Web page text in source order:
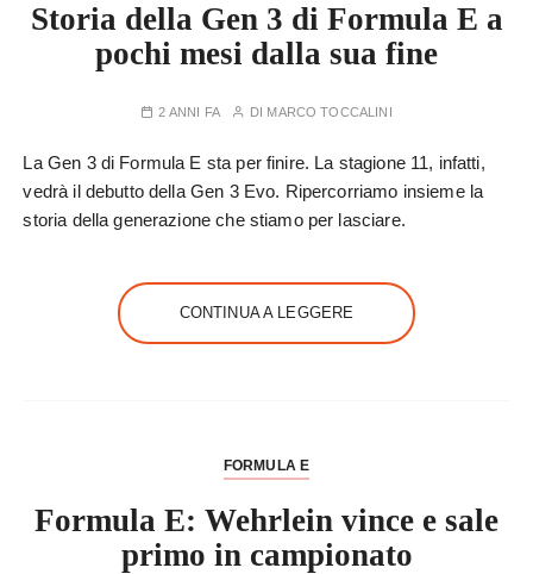
Storia della Gen 3 di Formula E a
pochi mesi dalla sua fine
2 ANNI FA DI MARCO TOCCALINI
La Gen 3 di Formula E sta per finire. La stagione 11, infatti,
vedrà il debutto della Gen 3 Evo. Ripercorriamo insieme la
storia della generazione che stiamo per lasciare.
CONTINUA A LEGGERE
FORMULA E
Formula E: Wehrlein vince e sale
primo in campionato